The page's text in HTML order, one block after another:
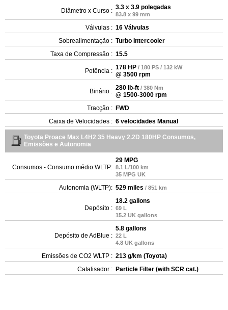
Diâmetro x Curso : 3.3 x 3.9 polegadas
83.8 x 99 mm
Válvulas : 16 Válvulas
Sobrealimentação : Turbo Intercooler
Taxa de Compressão : 15.5
Potência : 178 HP / 180 PS / 132 kW
@ 3500 rpm
Binário : 280 lb-ft / 380 Nm
@ 1500-3000 rpm
Tracção : FWD
Caixa de Velocidades : 6 velocidades Manual
Toyota Proace Max L4H2 35 Heavy 2.2D 180HP Consumos,
Emissões e Autonomia
Consumos - Consumo médio WLTP:
29 MPG
8.1 L/100 km
35 MPG UK
Autonomia (WLTP): 529 miles / 851 km
Depósito :
18.2 gallons
69 L
15.2 UK gallons
Depósito de AdBlue :
5.8 gallons
22 L
4.8 UK gallons
Emissões de CO2 WLTP : 213 g/km (Toyota)
Catalisador : Particle Filter (with SCR cat.)